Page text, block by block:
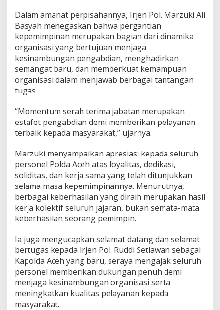
Dalam amanat perpisahannya, Irjen Pol. Marzuki Ali
Basyah menegaskan bahwa pergantian
kepemimpinan merupakan bagian dari dinamika
organisasi yang bertujuan menjaga
kesinambungan pengabdian, menghadirkan
semangat baru, dan memperkuat kemampuan
organisasi dalam menjawab berbagai tantangan
tugas.
“Momentum serah terima jabatan merupakan
estafet pengabdian demi memberikan pelayanan
terbaik kepada masyarakat,” ujarnya.
Marzuki menyampaikan apresiasi kepada seluruh
personel Polda Aceh atas loyalitas, dedikasi,
soliditas, dan kerja sama yang telah ditunjukkan
selama masa kepemimpinannya. Menurutnya,
berbagai keberhasilan yang diraih merupakan hasil
kerja kolektif seluruh jajaran, bukan semata-mata
keberhasilan seorang pemimpin.
Ia juga mengucapkan selamat datang dan selamat
bertugas kepada Irjen Pol. Ruddi Setiawan sebagai
Kapolda Aceh yang baru, seraya mengajak seluruh
personel memberikan dukungan penuh demi
menjaga kesinambungan organisasi serta
meningkatkan kualitas pelayanan kepada
masyarakat.